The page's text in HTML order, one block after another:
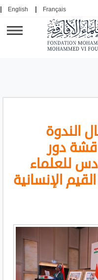
Français
English
الندوة
دور
للعلماء
الإنسانية